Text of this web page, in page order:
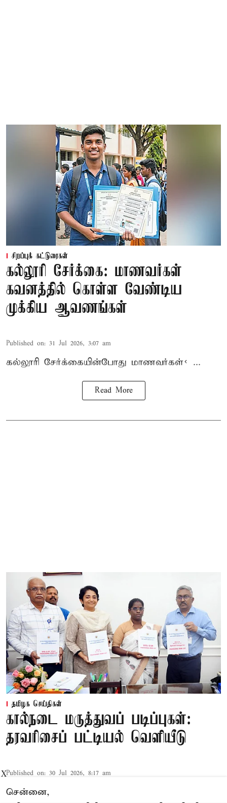
சிறப்புக் கட்டுரைகள்
கல்லூரி சேர்க்கை: மாணவர்கள்
கவனத்தில் கொள்ள வேண்டிய
முக்கிய ஆவணங்கள்
Published on: 31 Jul 2026, 3:07 am
கல்லூரி சேர்க்கையின்போது மாணவர்கள்< ...
Read More
தமிழக செய்திகள்
கால்நடை மருத்துவப் படிப்புகள்:
தரவரிசைப் பட்டியல் வெளியீடு
Published on: 30 Jul 2026, 8:17 am
சென்னை,
X